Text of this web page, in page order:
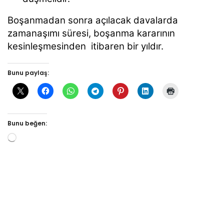
Boşanmadan sonra açılacak davalarda
zamanaşımı süresi, boşanma kararının
kesinleşmesinden itibaren bir yıldır.
Bunu paylaş:
Bunu beğen: